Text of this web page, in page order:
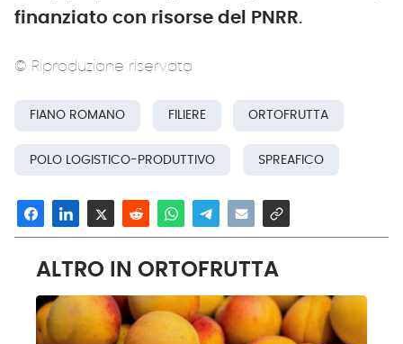
finanziato con risorse del
PNRR.
© Riproduzione riservata
FIANO ROMANO FILIERE ORTOFRUTTA
POLO LOGISTICO-PRODUTTIVO SPREAFICO
ALTRO IN ORTOFRUTTA